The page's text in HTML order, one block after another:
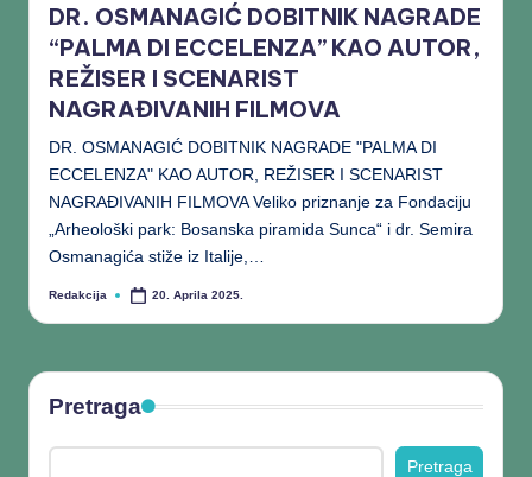
DR. OSMANAGIĆ DOBITNIK NAGRADE
“PALMA DI ECCELENZA” KAO AUTOR,
REŽISER I SCENARIST
NAGRAĐIVANIH FILMOVA
DR. OSMANAGIĆ DOBITNIK NAGRADE "PALMA DI
ECCELENZA" KAO AUTOR, REŽISER I SCENARIST
NAGRAĐIVANIH FILMOVA Veliko priznanje za Fondaciju
„Arheološki park: Bosanska piramida Sunca“ i dr. Semira
Osmanagića stiže iz Italije,…
Redakcija 20. Aprila 2025.
Pretraga
Pretraga